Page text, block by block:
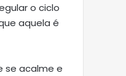
o ciclo
aquela é
se acalme e